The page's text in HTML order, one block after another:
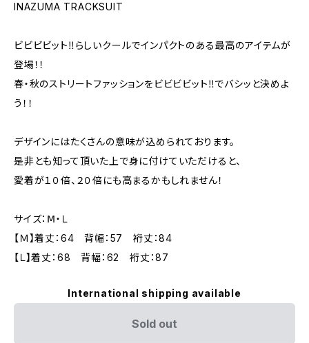
INAZUMA TRACKSUIT
ビビビビット‼らしいクールでインパクトのある最高のアイテムが
登場！！
春・秋のストリートファッションをビビビビット‼でバシッと決めよ
う！！
デザインにはたくさんの意味が込められております。
是非とも知って頂いた上で身に付けていただけると、
愛着が１０倍、２０倍にも高まるかもしれません！
サイズ：Ⅿ・Ｌ
【Ｍ】着丈：64 背幅：57 裄丈：84
【Ｌ】着丈：68 背幅：62 裄丈：87
International shipping available
Sold out